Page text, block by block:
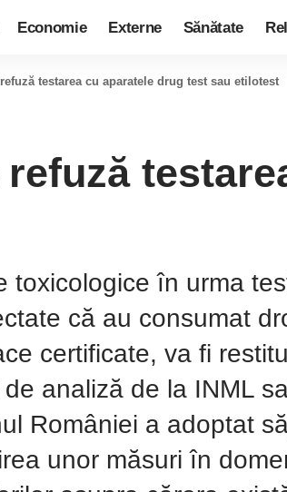
Economie Externe Sănătate
testarea cu aparatele drug test sau etilotest
toxicologice în urma
că au consumat
certificate, va fi
analiză de la INML
României a adoptat
unor măsuri în